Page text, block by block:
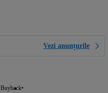
Vezi anunțurile
Buyback